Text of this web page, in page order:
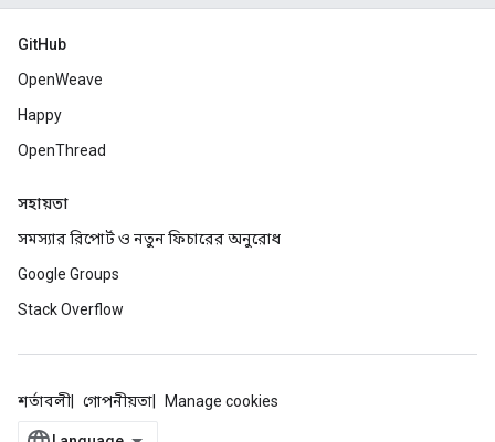
GitHub
OpenWeave
Happy
OpenThread
সহায়তা
সমস্যার রিপোর্ট ও নতুন ফিচারের অনুরোধ
Google Groups
Stack Overflow
শর্তাবলী গোপনীয়তা Manage cookies